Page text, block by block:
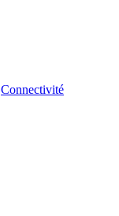
Connectivité